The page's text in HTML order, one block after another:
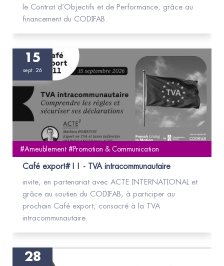
le Contrat d’Objectifs et de Performance, grâce au
financement du CODIFAB.
15
sept. 26
#Ameublement #Promotion & Communication
Café export#11 - TVA intracommunautaire
invite, en partenariat avec ACTE INTERNATIONAL et
grâce au soutien du CODIFAB, à participer au
prochain Café export, consacré à la TVA
intracommunautaire.
28